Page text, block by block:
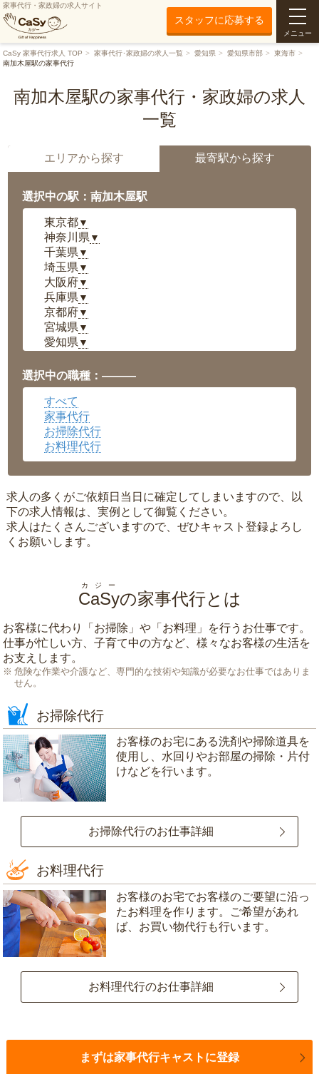
家事代行・家政婦の求人サイト
スタッフに応募する
メニュー
CaSy 家事代行求人 TOP 家事代行･家政婦の求人一覧 愛知県 愛知県市部
東海市
南加木屋駅の家事代行
南加木屋駅の家事代行・家政婦の求人
一覧
エリアから探す 最寄駅から探す
選択中の駅：南加木屋駅
東京都▼
神奈川県 ▼
千葉県 ▼
埼玉県 ▼
大阪府▼
兵庫県 ▼
京都府▼
宮城県 ▼
愛知県 ▼
岡山県▼
広島県▼
沖縄県
選択中の職種：———
すべて
家事代行
お掃除代行
お料理代行
求人の多くがご依頼日当日に確定してしまいますので、以
下の求人情報は、実例として御覧ください。
求人はたくさんございますので、ぜひキャスト登録よろし
くお願いします。
CaSy
カジー
の家事代行とは
お客様に代わり「 お掃除 」や「 お料理 」を行うお仕事です。
仕事が忙しい方、子育て中の方など、様々なお客様の生活を
お支えします。
危険な作業や介護など、専門的な技術や知識が必要なお仕事ではありま
せん。
お掃除代行
お客様のお宅にある洗剤や掃除道具を
使用し、水回りやお部屋の掃除・片付
けなどを行います。
お掃除代行のお仕事詳細
お料理代行
お客様のお宅でお客様のご要望に沿っ
たお料理を作ります。ご希望があれ
ば、お買い物代行も行います。
お料理代行のお仕事詳細
まずは家事代行キャストに登録